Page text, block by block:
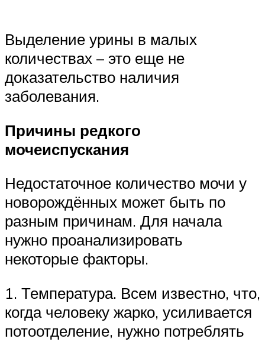
Выделение урины в малых
количествах – это еще не
доказательство наличия
заболевания.
Причины редкого
мочеиспускания
Недостаточное количество мочи у
новорождённых может быть по
разным причинам. Для начала
нужно проанализировать
некоторые факторы.
1. Температура. Всем известно, что,
когда человеку жарко, усиливается
потоотделение, нужно потреблять